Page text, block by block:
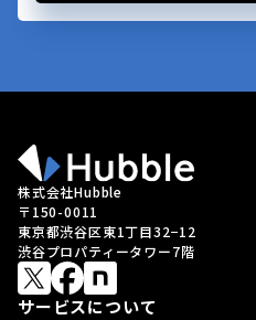
株式会社Hubble
〒150-0011
東京都渋谷区東1丁目32−12
渋谷プロパティータワー7階
サービスについて